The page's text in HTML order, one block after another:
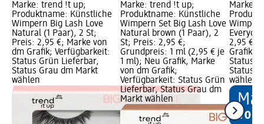
Marke: trend !t up;
Produktname: Künstliche
Wimpern Big Lash Love
Natural (1 Paar), 2 St;
Preis: 2,95 €; Marke von
dm Grafik; Verfügbarkeit:
Status Grün Lieferbar,
Status Grau dm Markt
wählen
Marke: trend !t up;
Produktname: Künstliche
Wimpern Set Big Lash Love
Natural brown (1 Paar), 2
St; Preis: 2,95 €;
Grundpreis: 1 ml (2,95 € je
1 ml); Neu Grafik, Marke
von dm Grafik;
Verfügbarkeit: Status Grün
Lieferbar, Status Grau dm
Markt wählen
Marke:
2,95 €;
Grafik;
Status
Status
wählen